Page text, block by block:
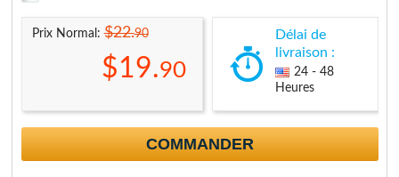
Prix Normal:$22.90
$19.90
Délai de
livraison :
24 - 48
Heures
COMMANDER